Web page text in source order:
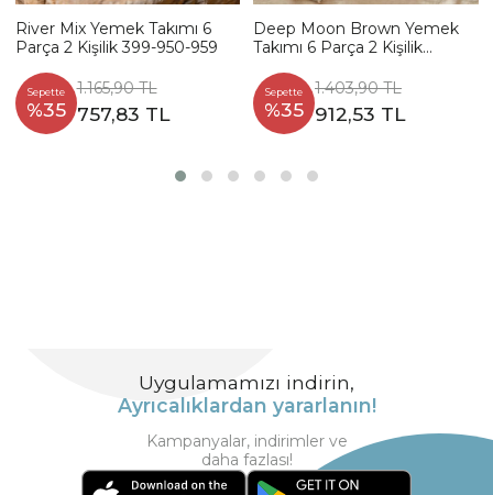
River Mix Yemek Takımı 6
Parça 2 Kişilik 399-950-959
Sepette
%35
1.165,90 TL
757,83 TL
Deep Moon Brown Yemek
Takımı 6 Parça 2 Kişilik
Sepette
%35
1.403,90 TL
912,53 TL
Uygulamamızı indirin,
Ayrıcalıklardan yararlanın!
Kampanyalar, indirimler ve
daha fazlası!